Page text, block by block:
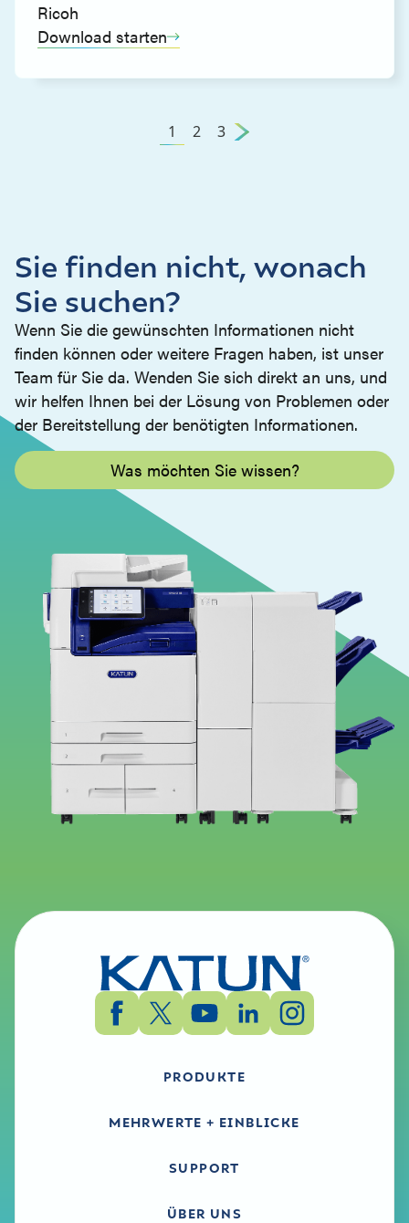
Ricoh
Download starten
1 2 3
Sie finden nicht, wonach
Sie suchen?
Wenn Sie die gewünschten Informationen nicht
finden können oder weitere Fragen haben, ist unser
Team für Sie da. Wenden Sie sich direkt an uns, und
wir helfen Ihnen bei der Lösung von Problemen oder
der Bereitstellung der benötigten Informationen.
Was möchten Sie wissen?
PRODUKTE
MEHRWERTE + EINBLICKE
SUPPORT
ÜBER UNS